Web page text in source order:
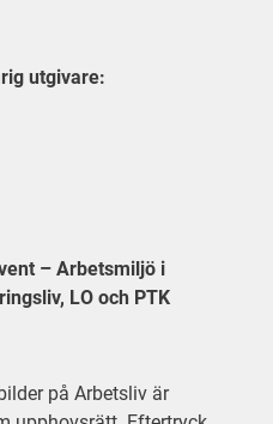
utgivare:
– Arbetsmiljö i
LO och PTK
på Arbetsliv är